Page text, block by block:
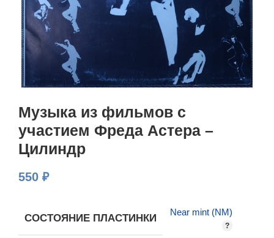
Музыка из фильмов с
участием Фреда Астера –
Цилиндр
550 ₽
СОСТОЯНИЕ ПЛАСТИНКИ
Near mint (NM)